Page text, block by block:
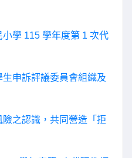
學 115 學年度第 1 次代
申訴評議委員會組織及
之認識，共同營造「拒